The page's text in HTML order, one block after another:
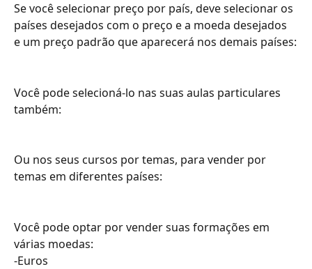
Se você selecionar preço por país, deve selecionar os
países desejados com o preço e a moeda desejados
e um preço padrão que aparecerá nos demais países:
Você pode selecioná-lo nas suas aulas particulares
também:
Ou nos seus cursos por temas, para vender por
temas em diferentes países:
Você pode optar por vender suas formações em
várias moedas:
-Euros